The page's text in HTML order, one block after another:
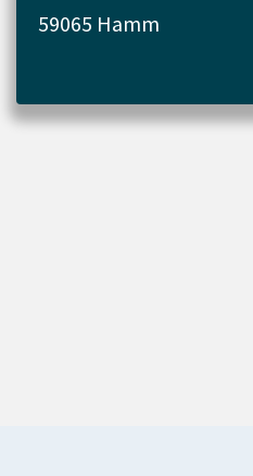
59065 Hamm